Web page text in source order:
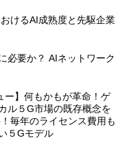
けるAI成熟度と先駆企業
必要か？ AIネットワーク
ー】何もかもが革命！ゲ
ル５G市場の既存概念を
毎年のライセンス費用も
５Gモデル